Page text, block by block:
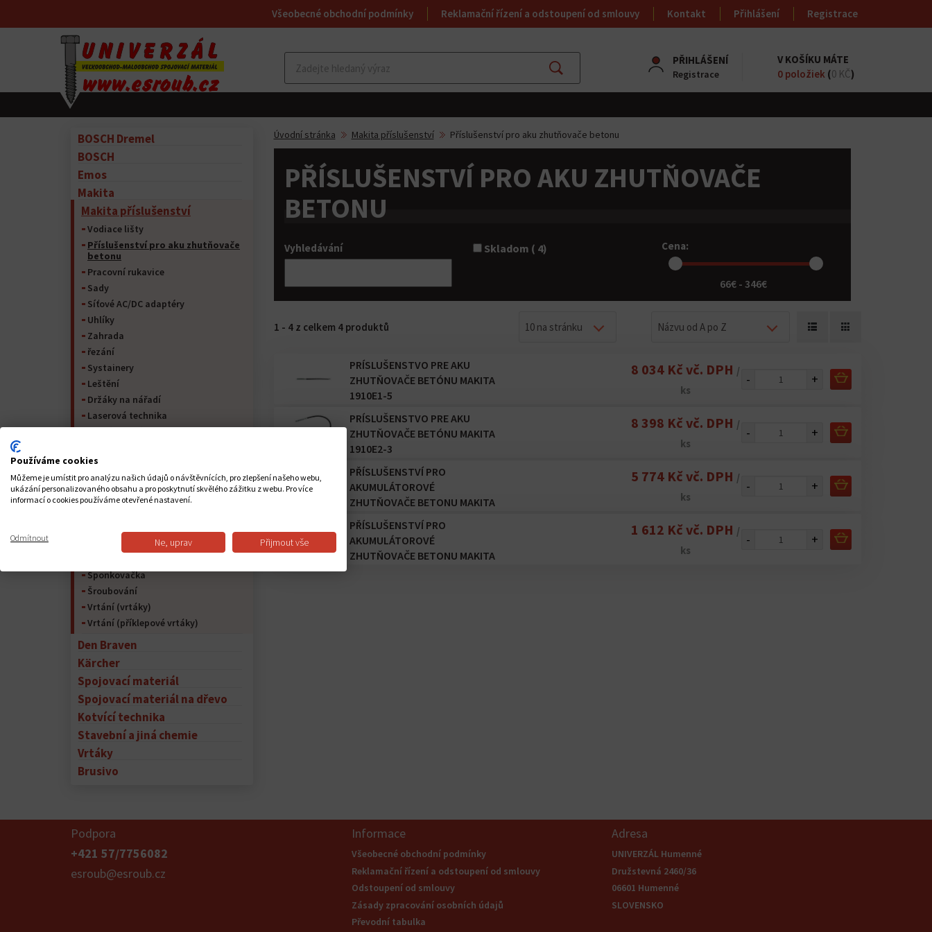
Všeobecné obchodní podmínky Reklamační řízení a odstoupení od smlouvy Kontakt Přihlášení Registrace
Najít
PŘIHLÁŠENÍ
Registrace
V KOŠÍKU MÁTE
0 položiek (0 KČ)
BOSCH Dremel
BOSCH
Emos
Makita
Makita příslušenství
Vodiace lišty
Příslušenství pro aku zhutňovače
betonu
Pracovní rukavice
Sady
Síťové AC/DC adaptéry
Uhlíky
Zahrada
řezání
Systainery
Leštění
Držáky na nářadí
Laserová technika
Ruční nářadí
Vysávání / Foukání
Broušení
Sekání
Sponkovačka
Šroubování
Vrtání (vrtáky)
Vrtání (příklepové vrtáky)
Den Braven
Kärcher
Spojovací materiál
Spojovací materiál na dřevo
Kotvící technika
Stavební a jiná chemie
Vrtáky
Brusivo
Úvodní stránka Makita příslušenství Příslušenství pro aku zhutňovače betonu
PŘÍSLUŠENSTVÍ PRO AKU ZHUTŇOVAČE
BETONU
Vyhledávání Skladom ( 4) Cena:
66€ - 346€
1 - 4 z celkem 4 produktů 10 na stránku Názvu od A po Z
PRÍSLUŠENSTVO PRE AKU
ZHUTŇOVAČE BETÓNU MAKITA
1910E1-5
8 034 Kč vč. DPH /
ks
- +
PRÍSLUŠENSTVO PRE AKU
ZHUTŇOVAČE BETÓNU MAKITA
1910E2-3
8 398 Kč vč. DPH /
ks
- +
PŘÍSLUŠENSTVÍ PRO
AKUMULÁTOROVÉ
ZHUTŇOVAČE BETONU MAKITA
1910E3-1
5 774 Kč vč. DPH /
ks
- +
PŘÍSLUŠENSTVÍ PRO
AKUMULÁTOROVÉ
ZHUTŇOVAČE BETONU MAKITA
1 612 Kč vč. DPH /
ks
- +
Podpora
+421 57/7756082
esroub@esroub.cz
Informace
Všeobecné obchodní podmínky
Reklamační řízení a odstoupení od smlouvy
Odstoupení od smlouvy
Zásady zpracování osobních údajů
Převodní tabulka
Adresa
UNIVERZÁL Humenné
Družstevná 2460/36
06601 Humenné
SLOVENSKO
Používáme cookies
Můžeme je umístit pro analýzu našich údajů o návštěvnících, pro zlepšení našeho webu,
ukázání personalizovaného obsahu a pro poskytnutí skvělého zážitku z webu. Pro více
informací o cookies používáme otevřené nastavení.
Odmítnout Ne, uprav Přijmout vše